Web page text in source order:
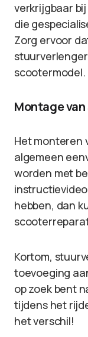
verkrijgbaar
die
Zorg ervoor
scootermodel.
Montage
Het monteren
algemeen
worden met
hebben, dan
Kortom,
toevoeging
op zoek bent
tijdens het
het verschil!